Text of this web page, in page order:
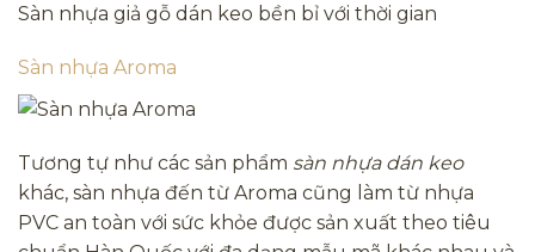
Sàn nhựa giả gỗ dán keo bền bỉ với thời gian
Sàn nhựa Aroma
Tương tự như các sản phẩm sàn nhựa dán keo
khác, sàn nhựa đến từ Aroma cũng làm từ nhựa
PVC an toàn với sức khỏe được sản xuất theo tiêu